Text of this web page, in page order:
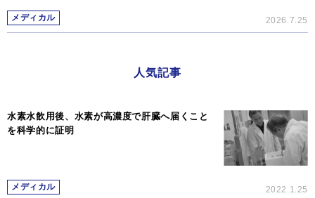
メディカル 2026.7.25
人気記事
水素水飲用後、水素が高濃度で肝臓へ届くこと
を科学的に証明
メディカル 2022.1.25